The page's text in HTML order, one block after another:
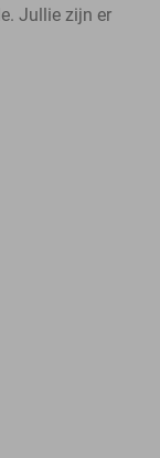
Jullie zijn er